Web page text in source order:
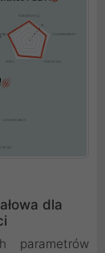
dla
parametrów